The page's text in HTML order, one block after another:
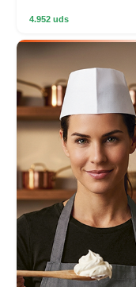
4.952 uds